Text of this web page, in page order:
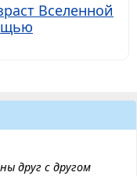
Вселенной
друг с другом